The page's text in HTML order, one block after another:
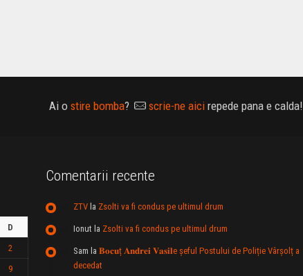
Ai o stire bomba? scrie-ne aicirepede pana e calda!
D
2
9
Comentarii recente
ZTVla Zsolti va fi condus pe ultimul drum
Ionut la Zsolti va fi condus pe ultimul drum
Sam la 𝐁𝐨𝐜𝐮ț 𝐀𝐧𝐝𝐫𝐞𝐢 𝐕𝐚𝐬𝐢𝐥e şeful Postului de Poliție Vârșolț a
decedat